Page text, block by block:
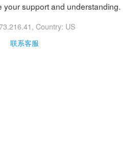
your support and understanding.
, Country: US
联系客服